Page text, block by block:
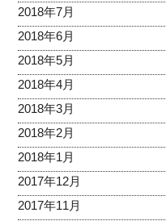
2018年7月
2018年6月
2018年5月
2018年4月
2018年3月
2018年2月
2018年1月
2017年12月
2017年11月